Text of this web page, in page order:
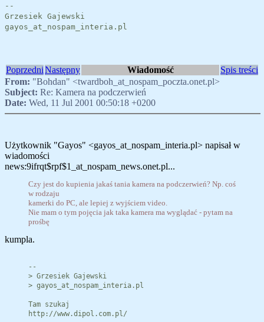
--
Grzesiek Gajewski
gayos_at_nospam_interia.pl
PoprzedniNastępny Wiadomość
Spis treści
From: "Bohdan" <twardboh_at_nospam_poczta.onet.pl>
Subject: Re: Kamera na podczerwień
Date: Wed, 11 Jul 2001 00:50:18 +0200
Użytkownik "Gayos" <gayos_at_nospam_interia.pl> napisał w
wiadomości
news:9ifrqt$rpf$1_at_nospam_news.onet.pl...
Czy jest do kupienia jakaś tania kamera na podczerwień? Np. coś
w rodzaju
kamerki do PC, ale lepiej z wyjściem video.
Nie mam o tym pojęcia jak taka kamera ma wyglądać - pytam na
prośbę
kumpla.
--
> Grzesiek Gajewski
> gayos_at_nospam_interia.pl
Tam szukaj
http://www.dipol.com.pl/